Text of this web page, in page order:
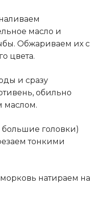
масло и
Обжариваем их с
цвета.
и сразу
обильно
маслом.
большие головки)
тонкими
натираем на